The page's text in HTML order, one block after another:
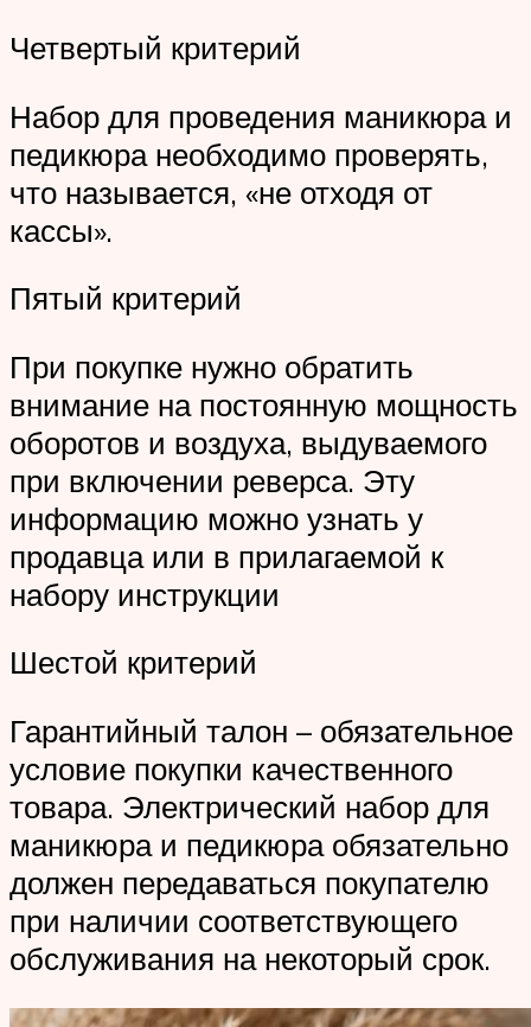
Четвертый критерий
Набор для проведения маникюра и
педикюра необходимо проверять,
что называется, «не отходя от
кассы».
Пятый критерий
При покупке нужно обратить
внимание на постоянную мощность
оборотов и воздуха, выдуваемого
при включении реверса. Эту
информацию можно узнать у
продавца или в прилагаемой к
набору инструкции
Шестой критерий
Гарантийный талон – обязательное
условие покупки качественного
товара. Электрический набор для
маникюра и педикюра обязательно
должен передаваться покупателю
при наличии соответствующего
обслуживания на некоторый срок.